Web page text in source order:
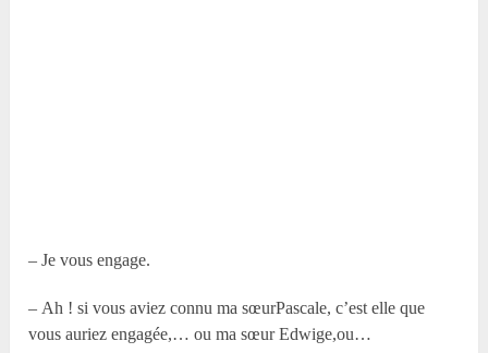
– Je vous engage.
– Ah ! si vous aviez connu ma sœurPascale, c’est elle que
vous auriez engagée,… ou ma sœur Edwige,ou…